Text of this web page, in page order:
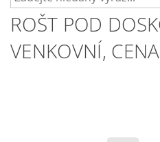
ROŠT POD
VENKOVNÍ,